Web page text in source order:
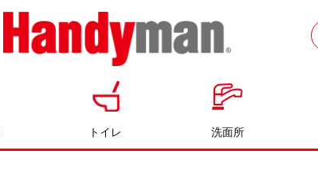
お風呂やキッチンのリフォームならハン
トイレ 洗面所